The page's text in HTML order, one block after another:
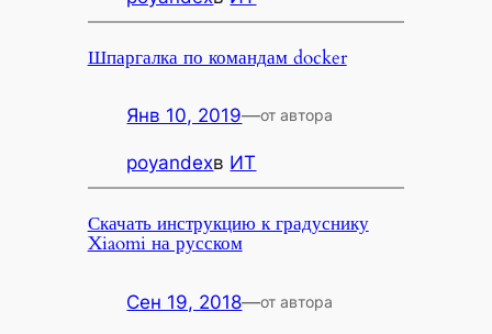
Шпаргалка по командам docker
Янв 10, 2019—от автора
poyandexв ИТ
Скачать инструкцию к градуснику
Xiaomi на русском
Сен 19, 2018—от автора